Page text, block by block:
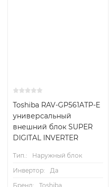
Toshiba RAV-GP561ATP-E
универсальный
внешний блок SUPER
DIGITAL INVERTER
Тип.:
Наружный блок
Инвертор:
Да
Бренд:
Toshiba